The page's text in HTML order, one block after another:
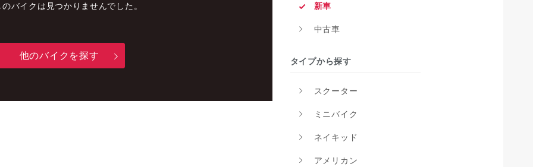
バイクは見つかりませんでした。
他のバイクを探す
新車
中古車
タイプから探す
スクーター
ミニバイク
ネイキッド
アメリカン